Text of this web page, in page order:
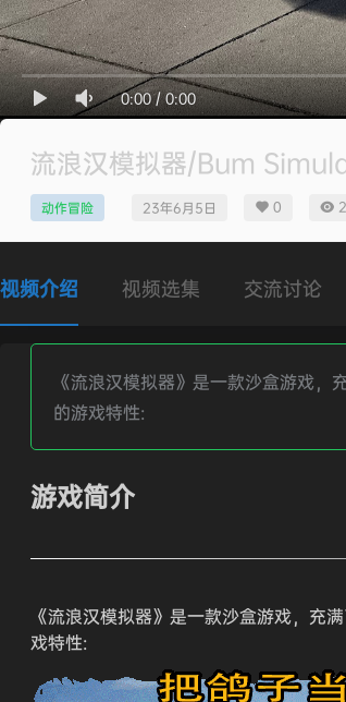
0:00/0:00
流浪汉模拟器/Bum
动作冒险 23年6月5日 0
视频介绍 视频选集 交流讨论
《流浪汉模拟器》是一款沙盒游戏
的游戏特性:
游戏简介
《流浪汉模拟器》是一款沙盒游戏，充
戏特性: